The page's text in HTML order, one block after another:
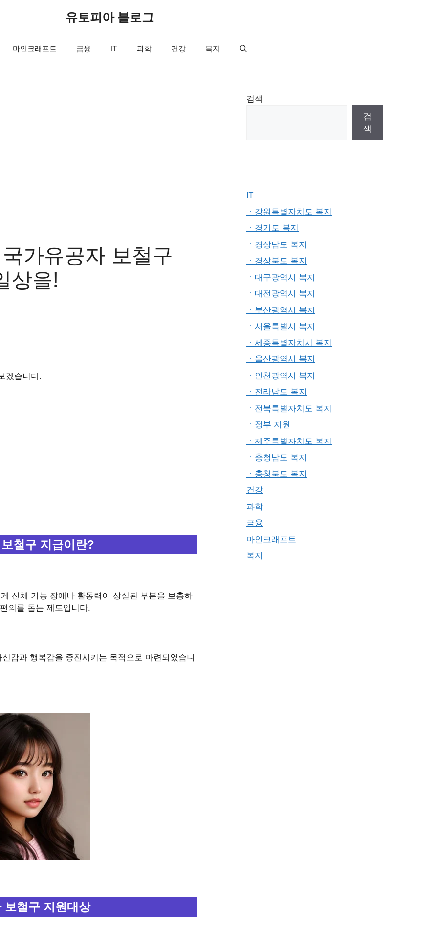
유토피아 블로그
마인크래프트 금융 IT 과학 건강 복지
가유공자 보철구
상을!
겠습니다.
철구 지급이란?
신체 기능 장애나 활동력이 상실된 부분을 보충하
의를 돕는 제도입니다.
감과 행복감을 증진시키는 목적으로 마련되었습니
보철구 지원대상
검색
검
색
IT
ㆍ강원특별자치도 복지
ㆍ경기도 복지
ㆍ경상남도 복지
ㆍ경상북도 복지
ㆍ대구광역시 복지
ㆍ대전광역시 복지
ㆍ부산광역시 복지
ㆍ서울특별시 복지
ㆍ세종특별자치시 복지
ㆍ울산광역시 복지
ㆍ인천광역시 복지
ㆍ전라남도 복지
ㆍ전북특별자치도 복지
ㆍ정부 지원
ㆍ제주특별자치도 복지
ㆍ충청남도 복지
ㆍ충청북도 복지
건강
과학
금융
마인크래프트
복지